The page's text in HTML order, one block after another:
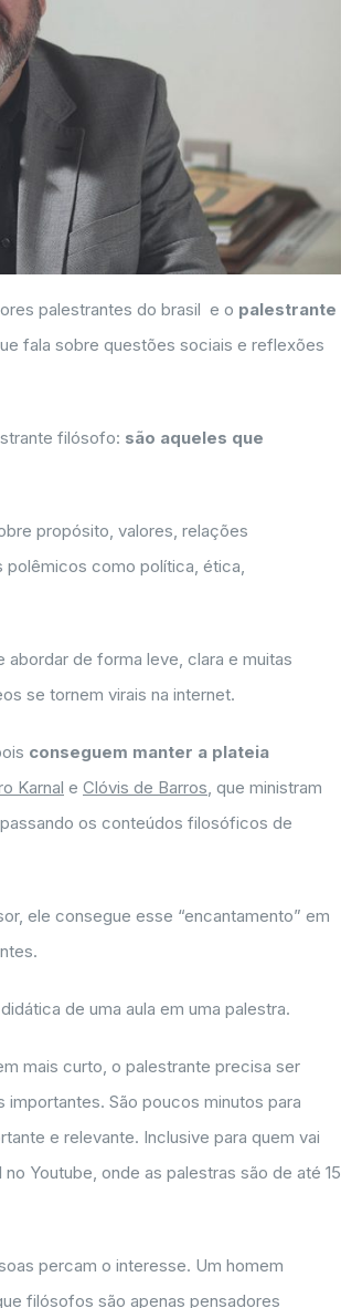
palestrantes do brasil e o palestrante
fala sobre questões sociais e reflexões
filósofo: são aqueles que
propósito, valores, relações
como política, ética,
de forma leve, clara e muitas
se tornem virais na internet.
conseguem manter a plateia
Karnal e Clóvis de Barros , que ministram
os conteúdos filosóficos de
ele consegue esse “encantamento” em
de uma aula em uma palestra.
mais curto, o palestrante precisa ser
São poucos minutos para
e relevante. Inclusive para quem vai
no Youtube, onde as palestras são de até 15
percam o interesse. Um homem
filósofos são apenas pensadores